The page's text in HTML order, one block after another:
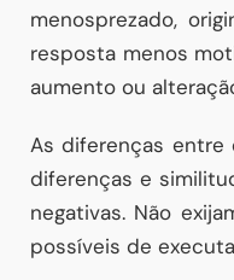
menosprezado,
resposta menos
aumento ou
As diferenças entre
diferenças e
negativas. Não
possíveis de